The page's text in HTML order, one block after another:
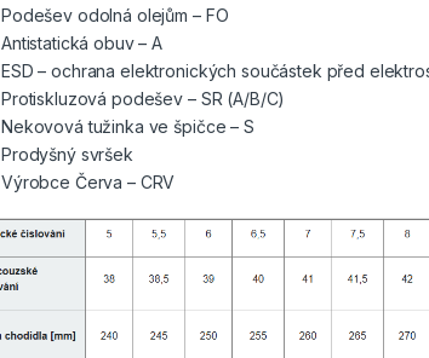
Podešev odolná olejům – FO
Antistatická obuv – A
ESD – ochrana elektronických součástek před
Protiskluzová podešev – SR (A/B/C)
Nekovová tužinka ve špičce – S
Prodyšný svršek
Výrobce Červa – CRV